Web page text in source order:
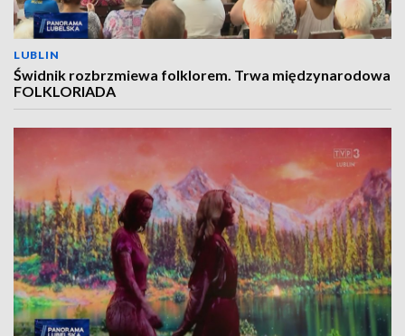
LUBLIN
Świdnik rozbrzmiewa folklorem. Trwa międzynarodowa
FOLKLORIADA